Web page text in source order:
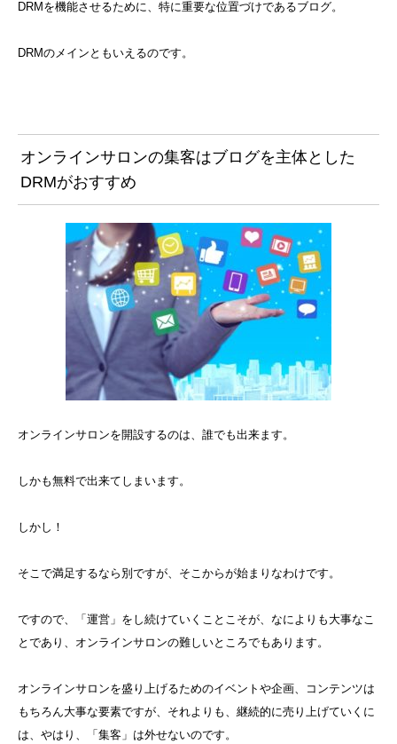
DRMを機能させるために、特に重要な位置づけであるブログ。
DRMのメインともいえるのです。
オンラインサロンの集客はブログを主体とした
DRMがおすすめ
オンラインサロンを開設するのは、誰でも出来ます。
しかも無料で出来てしまいます。
しかし！
そこで満足するなら別ですが、そこからが始まりなわけです。
ですので、「運営」をし続けていくことこそが、なによりも大事なこ
とであり、オンラインサロンの難しいところでもあります。
オンラインサロンを盛り上げるためのイベントや企画、コンテンツは
もちろん大事な要素ですが、それよりも、継続的に売り上げていくに
は、やはり、「集客」は外せないのです。